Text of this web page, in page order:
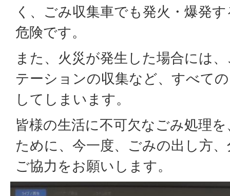
く、ごみ収集車でも発火・爆発
危険です。
また、火災が発生した場合には
テーションの収集など、すべて
してしまいます。
皆様の生活に不可欠なごみ処理
ために、今一度、ごみの出し方
ご協力をお願いします。